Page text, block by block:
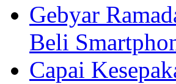
Gebyar
Beli
Capai